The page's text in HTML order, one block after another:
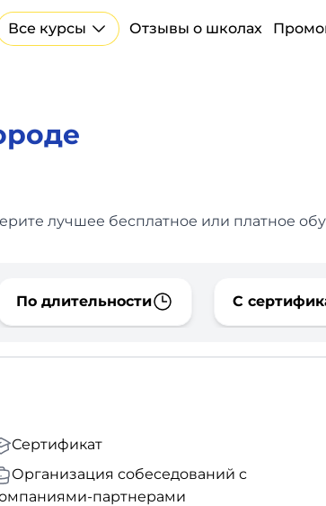
Все курсы Отзывы о школах
лучшее бесплатное или платное
По длительности С
Сертификат
Организация собеседований с
партнерами